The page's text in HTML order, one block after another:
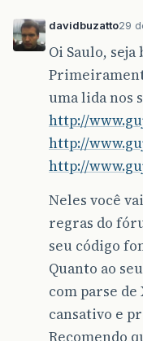
davidbuzatto29
Oi Saulo, seja
uma lida nos
http://
http://
http://
Neles você
regras do
seu código
Quanto ao
com parse de
cansativo e